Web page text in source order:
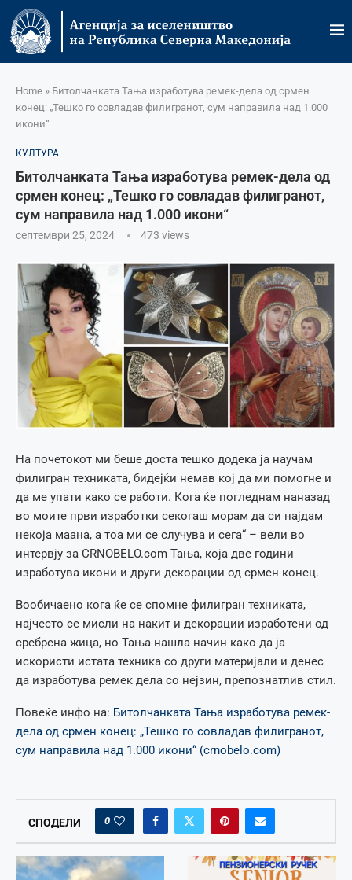
Home » Битолчанката Тања изработува ремек-дела од срмен
конец: „Тешко го совладав филигранот, сум направила над 1.000
икони“
КУЛТУРА
Битолчанката Тања изработува ремек-дела од
срмен конец: „Тешко го совладав филигранот,
сум направила над 1.000 икони“
септември 25, 2024 473 views
На почетокот ми беше доста тешко додека ја научам
филигран техниката, бидејќи немав кој да ми помогне и
да ме упати како се работи. Кога ќе погледнам наназад
во моите први изработки секогаш морам да си најдам
некоја маана, а тоа ми се случува и сега“ – вели во
интервју за CRNOBELO.com Тања, која две години
изработува икони и други декорации од срмен конец.
Вообичаено кога ќе се спомне филигран техниката,
најчесто се мисли на накит и декорации изработени од
сребрена жица, но Тања нашла начин како да ја
искористи истата техника со други материјали и денес
да изработува ремек дела со нејзин, препознатлив стил.
Повеќе инфо на: Битолчанката Тања изработува ремек-
дела од срмен конец: „Тешко го совладав филигранот,
сум направила над 1.000 икони“ (crnobelo.com)
СПОДЕЛИ 0